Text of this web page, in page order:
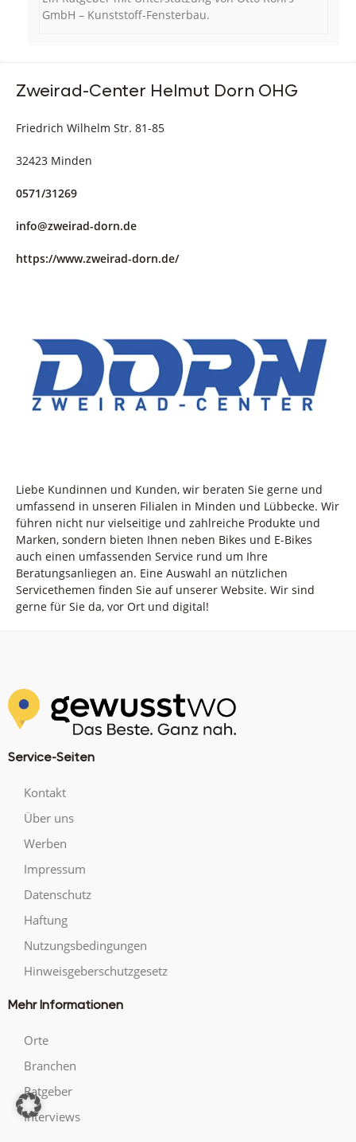
GmbH – Kunststoff-Fensterbau.
Zweirad-Center Helmut Dorn OHG
Friedrich Wilhelm Str. 81-85
32423 Minden
0571/31269
info@zweirad-dorn.de
https://www.zweirad-dorn.de/
Liebe Kundinnen und Kunden, wir beraten Sie gerne und
umfassend in unseren Filialen in Minden und Lübbecke. Wir
führen nicht nur vielseitige und zahlreiche Produkte und
Marken, sondern bieten Ihnen neben Bikes und E-Bikes
auch einen umfassenden Service rund um Ihre
Beratungsanliegen an. Eine Auswahl an nützlichen
Servicethemen finden Sie auf unserer Website. Wir sind
gerne für Sie da, vor Ort und digital!
Service-Seiten
Kontakt
Über uns
Werben
Impressum
Datenschutz
Haftung
Nutzungsbedingungen
Hinweisgeberschutzgesetz
Mehr Informationen
Orte
Branchen
Ratgeber
Interviews